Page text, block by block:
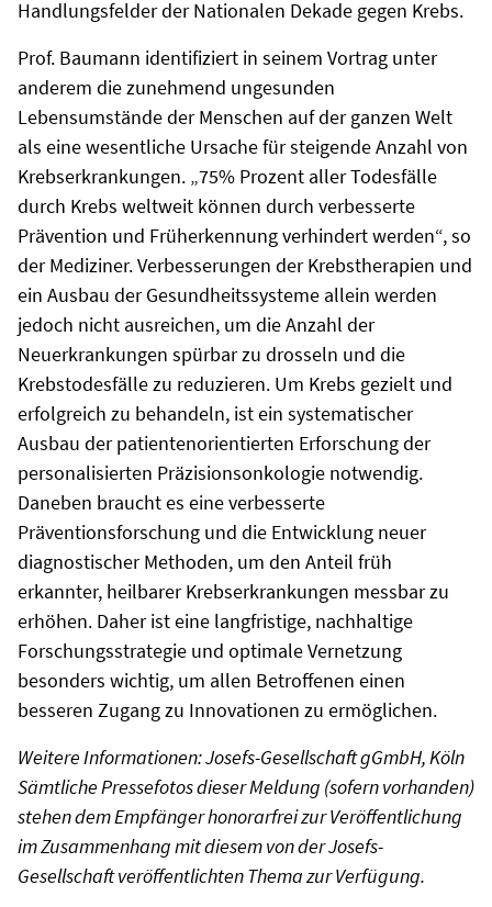
Handlungsfelder der Nationalen Dekade gegen Krebs.
Prof. Baumann identifiziert in seinem Vortrag unter
anderem die zunehmend ungesunden
Lebensumstände der Menschen auf der ganzen Welt
als eine wesentliche Ursache für steigende Anzahl von
Krebserkrankungen. „75% Prozent aller Todesfälle
durch Krebs weltweit können durch verbesserte
Prävention und Früherkennung verhindert werden“, so
der Mediziner. Verbesserungen der Krebstherapien und
ein Ausbau der Gesundheitssysteme allein werden
jedoch nicht ausreichen, um die Anzahl der
Neuerkrankungen spürbar zu drosseln und die
Krebstodesfälle zu reduzieren. Um Krebs gezielt und
erfolgreich zu behandeln, ist ein systematischer
Ausbau der patientenorientierten Erforschung der
personalisierten Präzisionsonkologie notwendig.
Daneben braucht es eine verbesserte
Präventionsforschung und die Entwicklung neuer
diagnostischer Methoden, um den Anteil früh
erkannter, heilbarer Krebserkrankungen messbar zu
erhöhen. Daher ist eine langfristige, nachhaltige
Forschungsstrategie und optimale Vernetzung
besonders wichtig, um allen Betroffenen einen
besseren Zugang zu Innovationen zu ermöglichen.
Weitere Informationen: Josefs-Gesellschaft gGmbH, Köln
Sämtliche Pressefotos dieser Meldung (sofern vorhanden)
stehen dem Empfänger honorarfrei zur Veröffentlichung
im Zusammenhang mit diesem von der Josefs-
Gesellschaft veröffentlichten Thema zur Verfügung.